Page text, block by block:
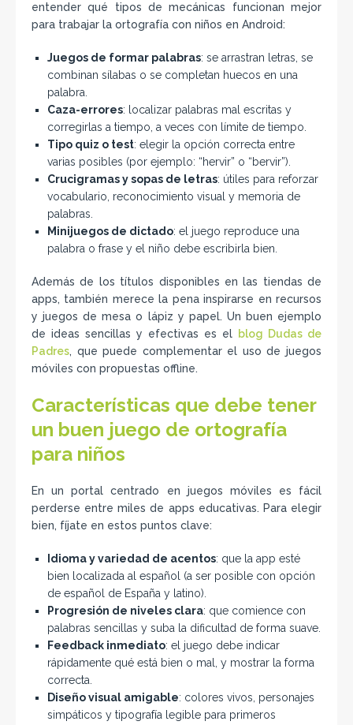
entender qué tipos de mecánicas funcionan mejor
para trabajar la ortografía con niños en Android:
Juegos de formar palabras: se arrastran letras, se
combinan sílabas o se completan huecos en una
palabra.
Caza-errores: localizar palabras mal escritas y
corregirlas a tiempo, a veces con límite de tiempo.
Tipo quiz o test: elegir la opción correcta entre
varias posibles (por ejemplo: “hervir” o “bervir”).
Crucigramas y sopas de letras: útiles para reforzar
vocabulario, reconocimiento visual y memoria de
palabras.
Minijuegos de dictado: el juego reproduce una
palabra o frase y el niño debe escribirla bien.
Además de los títulos disponibles en las tiendas de
apps, también merece la pena inspirarse en recursos
y juegos de mesa o lápiz y papel. Un buen ejemplo
de ideas sencillas y efectivas es el blog Dudas de
Padres, que puede complementar el uso de juegos
móviles con propuestas offline.
Características que debe tener
un buen juego de ortografía
para niños
En un portal centrado en juegos móviles es fácil
perderse entre miles de apps educativas. Para elegir
bien, fíjate en estos puntos clave:
Idioma y variedad de acentos: que la app esté
bien localizada al español (a ser posible con opción
de español de España y latino).
Progresión de niveles clara: que comience con
palabras sencillas y suba la dificultad de forma suave.
Feedback inmediato: el juego debe indicar
rápidamente qué está bien o mal, y mostrar la forma
correcta.
Diseño visual amigable: colores vivos, personajes
simpáticos y tipografía legible para primeros